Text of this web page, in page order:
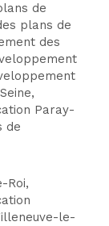
de
plans de
des
,
Paray-
de
Roi,
le-